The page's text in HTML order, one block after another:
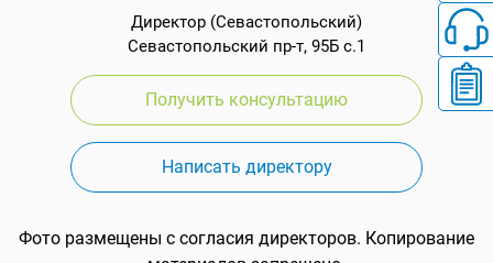
Директор (Севастопольский)
Севастопольский пр-т, 95Б с.1
Получить консультацию
Написать директору
Фото размещены с согласия директоров. Копирование